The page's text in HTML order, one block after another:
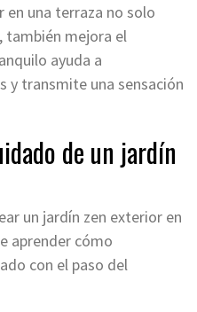
en una terraza no solo
también mejora el
ayuda a
y transmite una sensación
de un jardín
un jardín zen exterior en
aprender cómo
con el paso del